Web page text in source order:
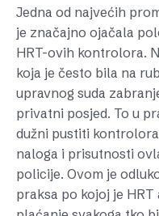
Jedna od najvećih
je značajno ojačala
HRT-ovih kontrolora.
koja je često bila na
upravnog suda
privatni posjed. To u
dužni pustiti
naloga i prisutnosti
policije. Ovom je
praksa po kojoj je